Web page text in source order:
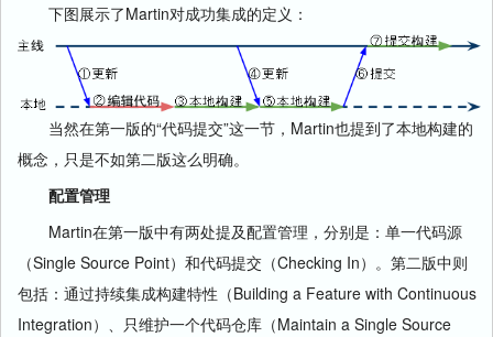
下图展示了Martin对成功集成的定义：
当然在第一版的“代码提交”这一节，Martin也提到了本地构建的
概念，只是不如第二版这么明确。
配置管理
Martin在第一版中有两处提及配置管理，分别是：单一代码源
（Single Source Point）和代码提交（Checking In）。第二版中则
包括：通过持续集成构建特性（Building a Feature with Continuous
Integration）、只维护一个代码仓库（Maintain a Single Source